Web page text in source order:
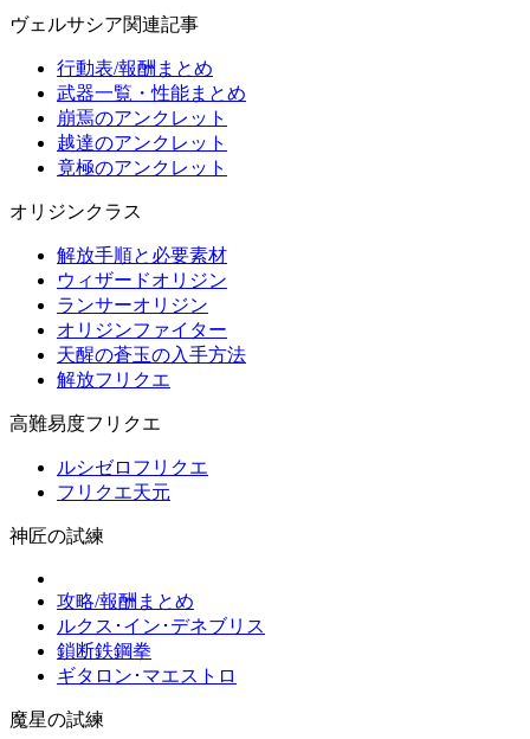
ヴェルサシア関連記事
行動表/報酬まとめ
武器一覧・性能まとめ
崩焉のアンクレット
越達のアンクレット
竟極のアンクレット
オリジンクラス
解放手順と必要素材
ウィザードオリジン
ランサーオリジン
オリジンファイター
天醒の蒼玉の入手方法
解放フリクエ
高難易度フリクエ
ルシゼロフリクエ
フリクエ天元
神匠の試練
攻略/報酬まとめ
ルクス･イン･デネブリス
鎖断鉄鋼拳
ギタロン･マエストロ
魔星の試練